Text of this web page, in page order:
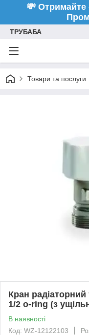
💸 Отримайте
ТРУБАБА
Товари та послуги
Кран
1/2 o-ring (з
В наявності
Код: WZ-12122103